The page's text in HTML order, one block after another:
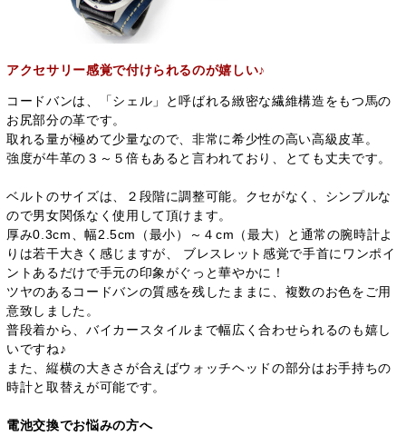
アクセサリー感覚で付けられるのが嬉しい♪
コードバンは、「シェル」と呼ばれる緻密な繊維構造をもつ馬の
お尻部分の革です。
取れる量が極めて少量なので、非常に希少性の高い高級皮革。
強度が牛革の３～５倍もあると言われており、とても丈夫です。
ベルトのサイズは、２段階に調整可能。クセがなく、シンプルな
ので男女関係なく使用して頂けます。
厚み0.3cm、幅2.5cm（最小）～４cm（最大）と通常の腕時計よ
りは若干大きく感じますが、 ブレスレット感覚で手首にワンポイ
ントあるだけで手元の印象がぐっと華やかに！
ツヤのあるコードバンの質感を残したままに、複数のお色をご用
意致しました。
普段着から、バイカースタイルまで幅広く合わせられるのも嬉し
いですね♪
また、縦横の大きさが合えばウォッチヘッドの部分はお手持ちの
時計と取替えが可能です。
電池交換でお悩みの方へ